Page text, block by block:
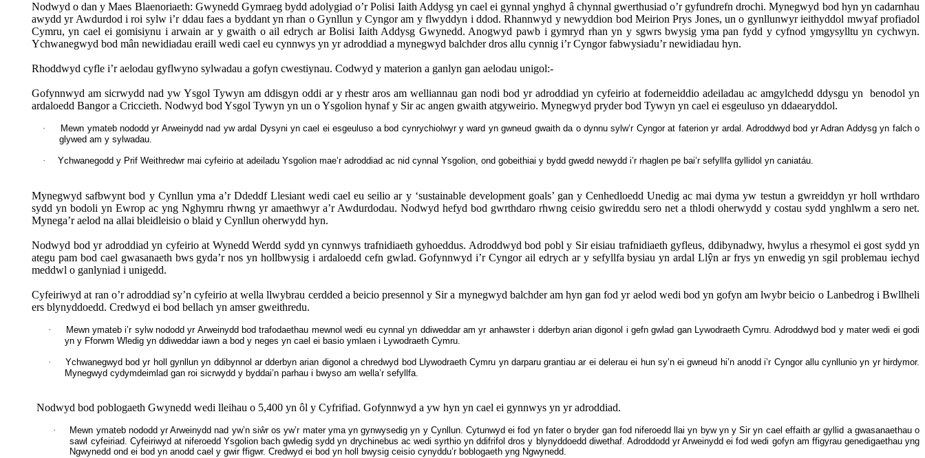
Nodwyd o dan y Maes Blaenoriaeth: Gwynedd Gymraeg bydd adolygiad o’r Polisi Iaith Addysg yn cael ei gynnal ynghyd â chynnal gwerthusiad o’r gyfundrefn drochi. Mynegwyd bod hyn yn cadarnhau
awydd yr Awdurdod i roi sylw i’r ddau faes a byddant yn rhan o Gynllun y Cyngor am y flwyddyn i ddod. Rhannwyd y newyddion bod Meirion Prys Jones, un o gynllunwyr ieithyddol mwyaf profiadol
Cymru, yn cael ei gomisiynu i arwain ar y gwaith o ail edrych ar Bolisi Iaith Addysg Gwynedd. Anogwyd pawb i gymryd rhan yn y sgwrs bwysig yma pan fydd y cyfnod ymgysylltu yn cychwyn.
Ychwanegwyd bod mân newidiadau eraill wedi cael eu cynnwys yn yr adroddiad a mynegwyd balchder dros allu cynnig i’r Cyngor fabwysiadu’r newidiadau hyn.
Rhoddwyd cyfle i’r aelodau gyflwyno sylwadau a gofyn cwestiynau. Codwyd y materion a ganlyn gan aelodau unigol:-
Gofynnwyd am sicrwydd nad yw Ysgol Tywyn am ddisgyn oddi ar y rhestr aros am welliannau gan nodi bod yr adroddiad yn cyfeirio at foderneiddio adeiladau ac amgylchedd ddysgu yn
benodol yn
ardaloedd Bangor a Criccieth. Nodwyd bod Ysgol Tywyn yn un o Ysgolion hynaf y Sir ac angen gwaith atgyweirio. Mynegwyd pryder bod Tywyn yn cael ei esgeuluso yn ddaearyddol.
· Mewn ymateb nododd yr Arweinydd nad yw ardal Dysyni yn cael ei esgeuluso a bod cynrychiolwyr y ward yn gwneud gwaith da o dynnu sylw’r Cyngor at faterion yr ardal. Adroddwyd bod yr Adran Addysg yn falch o
glywed am y sylwadau.
· Ychwanegodd y Prif Weithredwr mai cyfeirio at adeiladu Ysgolion mae’r adroddiad ac nid cynnal Ysgolion, ondgobeithiai y bydd gwedd newydd i’r rhaglen pe bai’r sefyllfa gyllidol yn caniatáu.
Mynegwyd safbwynt bod y Cynllun yma a’r Ddeddf Llesiant wedi cael eu seilio ar y ‘sustainable development goals’ gan yCenhedloedd Unedig ac mai dyma yw testun a gwreiddyn yr holl wrthdaro
sydd yn bodoli yn Ewrop ac yng Nghymru rhwng yr amaethwyr a’r Awdurdodau. Nodwyd hefyd bod gwrthdaro rhwng ceisio gwireddu sero net a thlodi oherwydd y costau sydd ynghlwm a sero net.
Mynega’r aelod na allai bleidleisio o blaid y Cynllun oherwydd hyn.
Nodwyd bod yr adroddiad yn cyfeirio at Wynedd Werdd sydd yn cynnwys trafnidiaeth gyhoeddus. Adroddwyd bod pobl y Sir eisiau trafnidiaeth gyfleus, ddibynadwy, hwylus a rhesymol ei gost sydd yn
ategu pam bod cael gwasanaeth bws gyda’r nos yn hollbwysig i ardaloedd cefn gwlad. Gofynnwyd i’r Cyngor ail edrych ar y sefyllfa bysiau yn ardal Llŷn ar frys yn enwedig yn sgil problemau iechyd
meddwl o ganlyniad i unigedd.
Cyfeiriwyd at ran o’r adroddiad sy’n cyfeirio at wella llwybrau cerdded a beicio presennol y Sir a mynegwyd balchder am hyn gan fod yr aelod wedi bod yn gofyn am lwybr beicio o Lanbedrogi Bwllheli
ers blynyddoedd. Credwyd ei bod bellach yn amser gweithredu.
·
Mewn ymateb i’r sylw nododd yr Arweinydd bod trafodaethau mewnol wedi eu cynnal yn ddiweddar am yr anhawster i dderbyn arian digonol i gefn gwlad gan Lywodraeth Cymru. Adroddwyd bod y mater wedi ei godi
yn y Fforwm Wledig yn ddiweddar iawn a bod y neges yn cael ei basio ymlaen i Lywodraeth Cymru.
·
Ychwanegwyd bod yr holl gynllun yn ddibynnol ar dderbyn arian digonol a chredwyd bod Llywodraeth Cymru yn darparu grantiau ar ei delerau ei hun sy’n ei gwneud hi’n anodd i’r Cyngor allu cynllunio yn yr hirdymor.
Mynegwyd cydymdeimlad gan roi sicrwydd y byddai’n parhau i bwyso am wella’r sefyllfa.
Nodwyd bod poblogaeth Gwynedd wedi lleihau o 5,400 yn ôl y Cyfrifiad. Gofynnwyd a yw hyn yn cael ei gynnwys yn yr adroddiad.
·
Mewn ymateb nododd yr Arweinydd nad yw’n siŵr os yw’r mater yma yn gynwysedig yn y Cynllun. Cytunwyd ei fod yn fater o bryder gan fod niferoedd llai yn byw yn y Sir yn cael effaith ar gyllid a gwasanaethau o
sawl cyfeiriad. Cyfeiriwyd at niferoedd Ysgolion bach gwledig sydd yn drychinebus ac wedi syrthio yn ddifrifol dros y blynyddoedd diwethaf. Adroddodd yr Arweinydd ei fod wedi gofyn am ffigyrau genedigaethau yng
Ngwynedd ond ei bod yn anodd cael y gwir ffigwr. Credwyd ei bod yn holl bwysig ceisio cynyddu’r boblogaeth yng Ngwynedd.